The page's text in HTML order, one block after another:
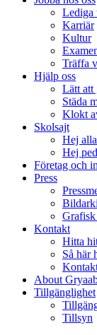
Lediga
Karriär
Kultur
Träffa
Hjälp oss
Lätt att
Städa
Klokt
Skolsajt
Hej
Hej
Företag och
Press
Kontakt
Hitta
Så här
About
Tillgänglighet
Tillsyn